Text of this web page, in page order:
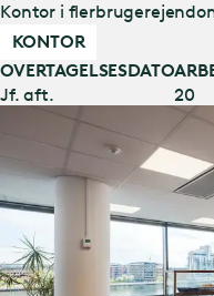
Kontor i
KONTOR
OVERTAGELSESDATO
Jf. aft.
20